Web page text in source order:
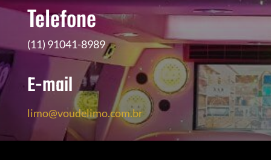
Telefone
(11) 91041-8989
E-mail
limo@voudelimo.com.br